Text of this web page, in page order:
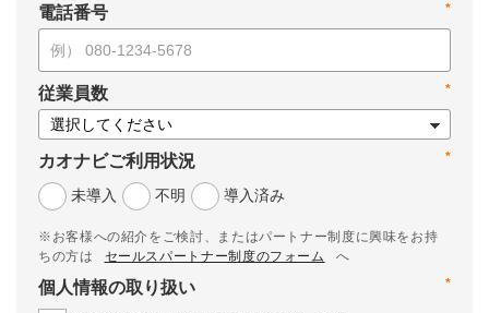
*
電話番号
*
従業員数
*
カオナビご利用状況
未導入
不明 導入済み
※お客様への紹介をご検討、またはパートナー制度に興味をお持
ちの方は
セールスパートナー制度のフォーム
へ
*
個人情報の取り扱い